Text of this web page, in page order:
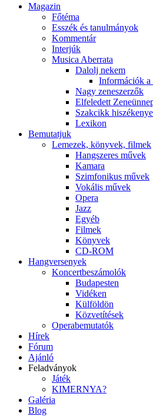
Magazin
Főtéma
Esszék és tanulmányok
Kommentár
Interjúk
Musica Aberrata
Dalolj nekem
Információk a
Nagy zeneszerzők
Elfeledett
Szakcikk
Lexikon
Bemutatjuk
Lemezek, könyvek, filmek
Hangszeres művek
Kamara
Szimfonikus művek
Vokális művek
Opera
Jazz
Egyéb
Filmek
Könyvek
CD-ROM
Hangversenyek
Koncertbeszámolók
Budapesten
Vidéken
Külföldön
Közvetítések
Operabemutatók
Hírek
Fórum
Ajánló
Feladványok
Játék
KIMERNYA?
Galéria
Blog